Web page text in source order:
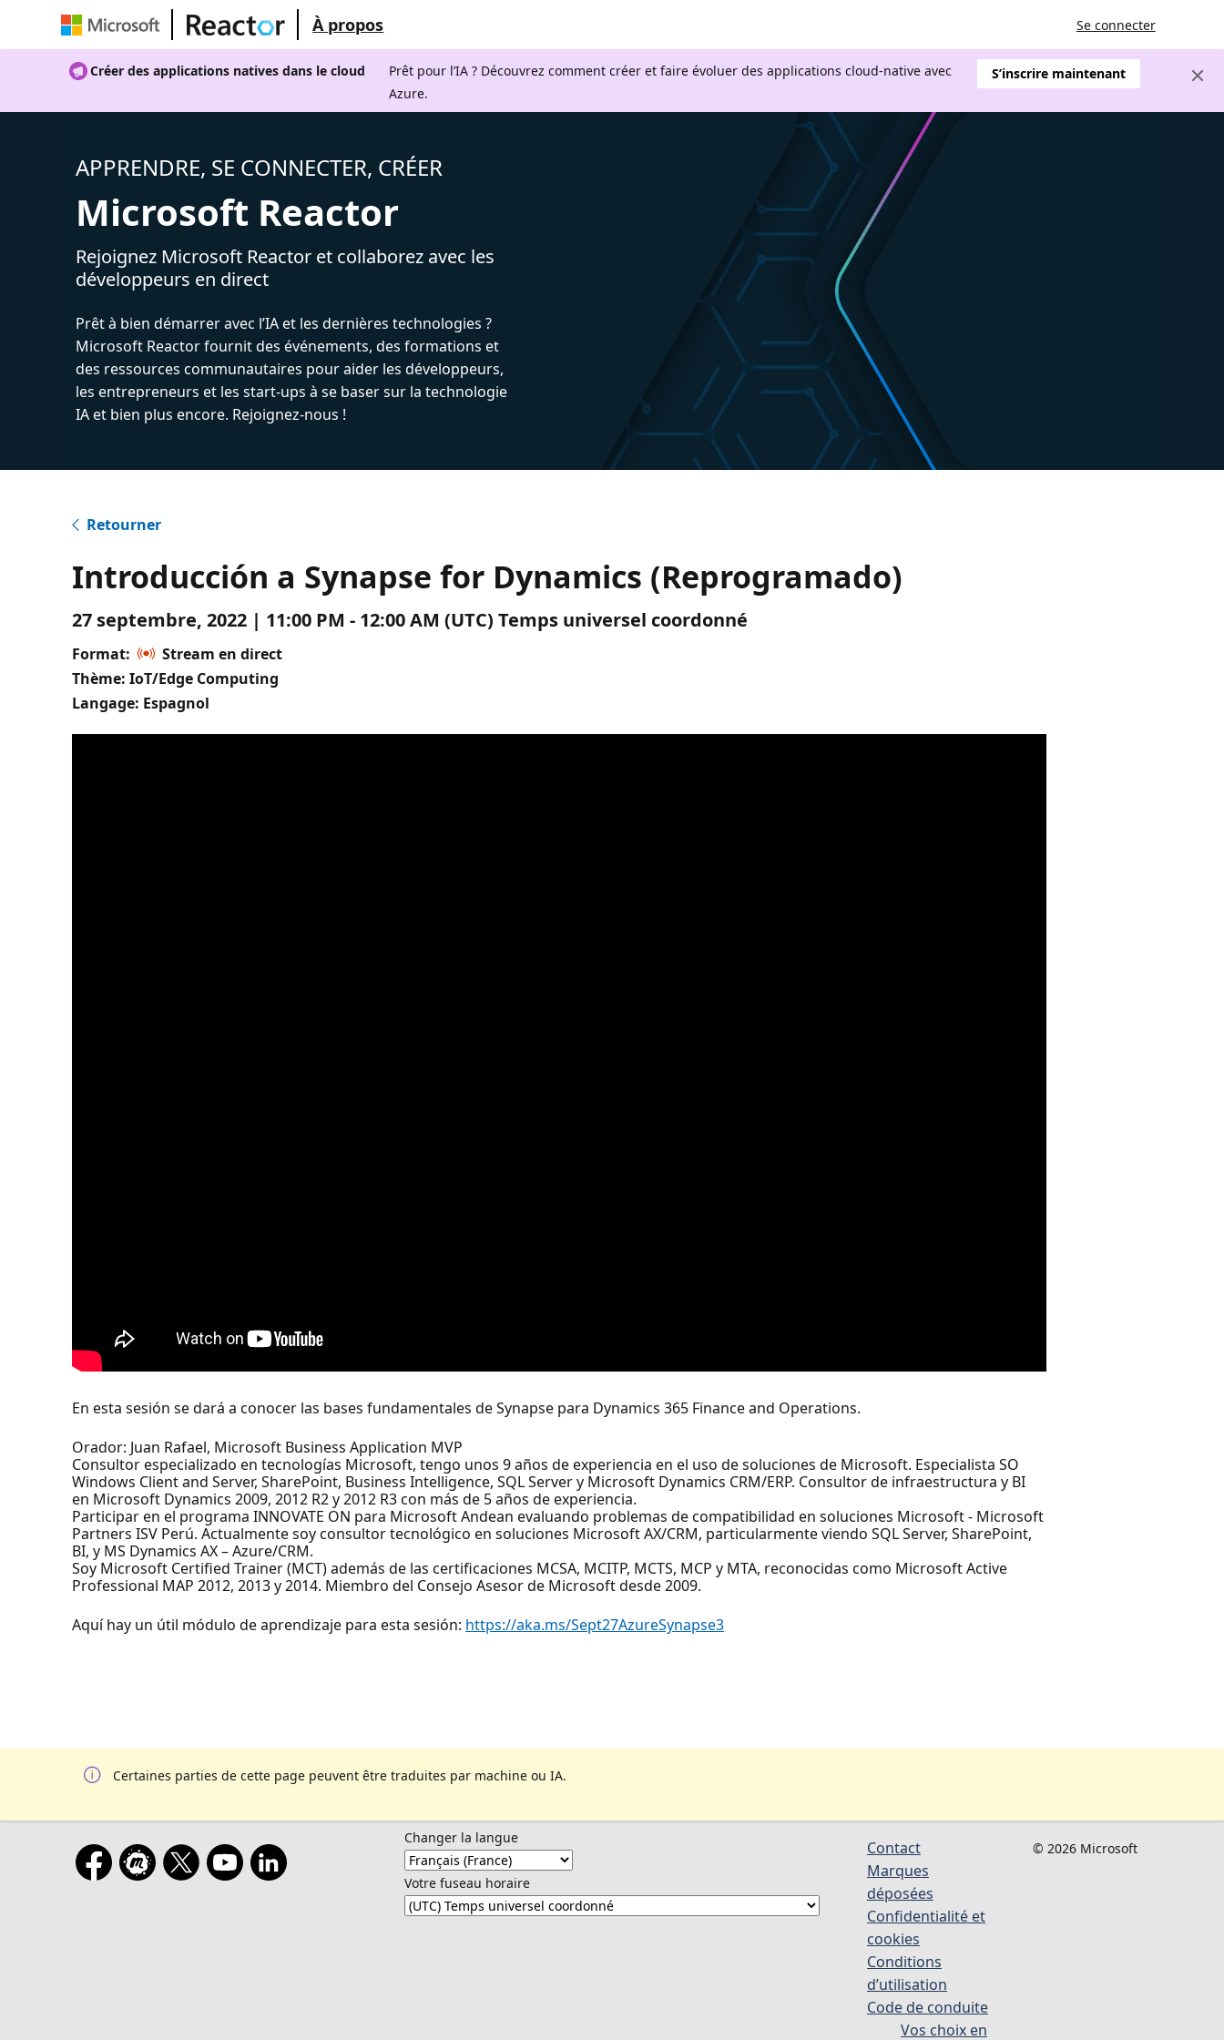
À propos Se connecter
Créer des applications natives dans le cloud
Prêt pour l’IA ? Découvrez comment créer et faire évoluer des applications cloud-native avec
Azure.
S’inscrire maintenant
APPRENDRE, SE CONNECTER, CRÉER
Microsoft Reactor
Rejoignez Microsoft Reactor et collaborez avec les
développeurs en direct
Prêt à bien démarrer avec l’IA et les dernières technologies ?
Microsoft Reactor fournit des événements, des formations et
des ressources communautaires pour aider les développeurs,
les entrepreneurs et les start-ups à se baser sur la technologie
IA et bien plus encore. Rejoignez-nous !
Retourner
Introducción a Synapse for Dynamics (Reprogramado)
27 septembre, 2022 | 11:00 PM - 12:00 AM (UTC) Temps universel coordonné
Format:
Stream en direct
Thème: IoT/Edge Computing
Langage: Espagnol
En esta sesión se dará a conocer las bases fundamentales de Synapse para Dynamics 365 Finance and Operations.
Orador: Juan Rafael, Microsoft Business Application MVP
Consultor especializado en tecnologías Microsoft, tengo unos 9 años de experiencia en el uso de soluciones de Microsoft. Especialista SO
Windows Client and Server, SharePoint, Business Intelligence, SQL Server y Microsoft Dynamics CRM/ERP. Consultor de infraestructura y BI
en Microsoft Dynamics 2009, 2012 R2 y 2012 R3 con más de 5 años de experiencia.
Participar en el programa INNOVATE ON para Microsoft Andean evaluando problemas de compatibilidad en soluciones Microsoft - Microsoft
Partners ISV Perú. Actualmente soy consultor tecnológico en soluciones Microsoft AX/CRM, particularmente viendo SQL Server, SharePoint,
BI, y MS Dynamics AX – Azure/CRM.
Soy Microsoft Certified Trainer (MCT) además de las certificaciones MCSA, MCITP, MCTS, MCP y MTA, reconocidas como Microsoft Active
Professional MAP 2012, 2013 y 2014. Miembro del Consejo Asesor de Microsoft desde 2009.
Aquí hay un útil módulo de aprendizaje para esta sesión: https://aka.ms/Sept27AzureSynapse3
Certaines parties de cette page peuvent être traduites par machine ou IA.
Changer la langue
Votre fuseau horaire
Contact
Marques
déposées
Confidentialité et
cookies
Conditions
d’utilisation
Code de conduite
Vos choix en
© 2026 Microsoft